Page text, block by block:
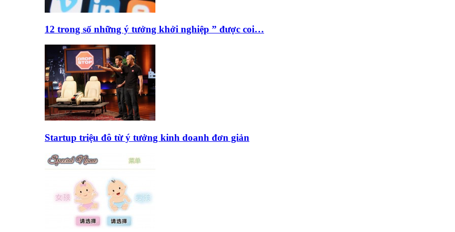
12 trong số những ý tưởng khởi nghiệp ” được coi…
Startup triệu đô từ ý tưởng kinh doanh đơn giản